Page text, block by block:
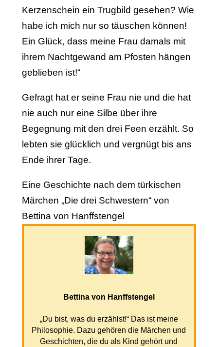
Kerzenschein ein Trugbild gesehen? Wie
habe ich mich nur so täuschen können!
Ein Glück, dass meine Frau damals mit
ihrem Nachtgewand am Pfosten hängen
geblieben ist!“
Gefragt hat er seine Frau nie und die hat
nie auch nur eine Silbe über ihre
Begegnung mit den drei Feen erzählt. So
lebten sie glücklich und vergnügt bis ans
Ende ihrer Tage.
Eine Geschichte nach dem türkischen
Märchen „Die drei Schwestern“ von
Bettina von Hanffstengel
Bettina von Hanffstengel
„Du bist, was du erzählst!“ Das ist meine
Philosophie. Dazu gehören die Märchen und
Geschichten, die du als Kind gehört und